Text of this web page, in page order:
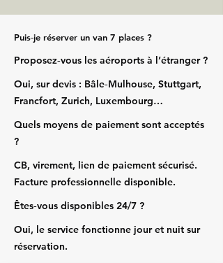
Puis‑je réserver un van 7 places ?
Proposez‑vous les aéroports à l’étranger ?
Oui, sur devis : Bâle‑Mulhouse, Stuttgart,
Francfort, Zurich, Luxembourg…
Quels moyens de paiement sont acceptés
?
CB, virement, lien de paiement sécurisé.
Facture professionnelle disponible.
Êtes‑vous disponibles 24/7 ?
Oui, le service fonctionne jour et nuit sur
réservation.